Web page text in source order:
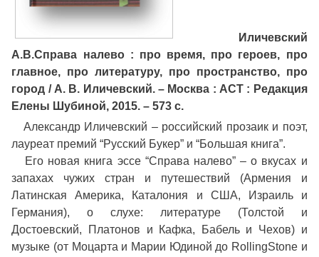
Иличевский
А.В.Справа налево : про время, про героев, про
главное, про литературу, про пространство, про
город / А. В. Иличевский. – Москва : АСТ : Редакция
Елены Шубиной, 2015. – 573 с.
Александр Иличевский – российский прозаик и поэт,
лауреат премий “Русский Букер” и “Большая книга”.
Его новая книга эссе “Справа налево” – о вкусах и
запахах чужих стран и путешествий (Армения и
Латинская Америка, Каталония и США, Израиль и
Германия), о слухе: литературе (Толстой и
Достоевский, Платонов и Кафка, Бабель и Чехов) и
музыке (от Моцарта и Марии Юдиной до RollingStone и